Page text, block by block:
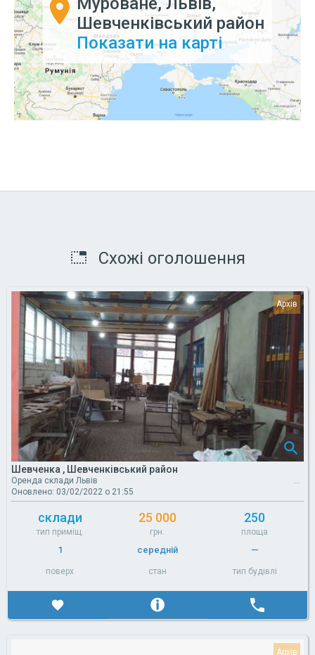
Шевченківський район
Показати на карті
Схожі оголошення
Шевченка , Шевченківський район
Оренда склади Львів
Оновлено: 03/02/2022 о 21:55
склади
тип приміщ.
25 000
грн.
250
площа
1
поверх
середній
стан
—
тип будівлі